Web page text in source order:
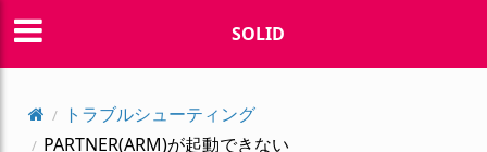
SOLID
トラブルシューティング
PARTNER(ARM)が起動できない